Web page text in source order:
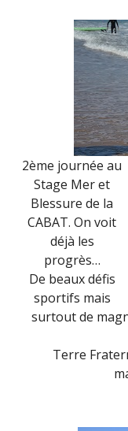
2ème journée au
Stage Mer et
Blessure de la
CABAT. On voit
déjà les
progrès…
De beaux défis
sportifs mais
surtout de
Terre